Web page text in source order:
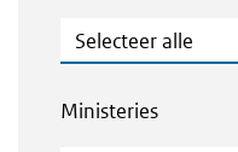
Jaar
Ministeries